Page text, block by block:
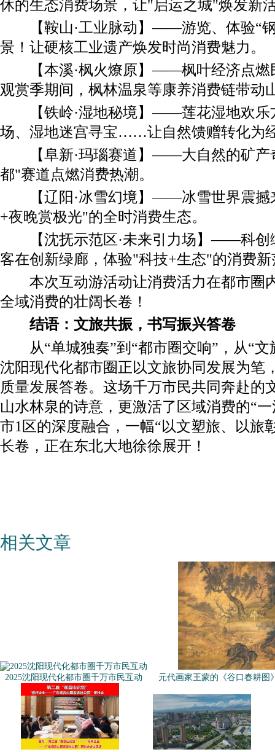
休的生态消费场景，让"启运之城"焕发新
【鞍山·工业脉动】——游览、体验“钢
景！让硬核工业遗产焕发时尚消费魅力。
【本溪·枫火燎原】——枫叶经济点燃
观赏季期间，枫林温泉等康养消费链带动
【铁岭·湿地秘境】——莲花湿地欢乐
场、湿地迷宫寻宝……让自然馈赠转化为
【阜新·玛瑙赛道】——大自然的矿产
都"赛道点燃消费热潮。
【辽阳·冰雪幻境】——冰雪世界震撼
+夜晚赏极光"的全时消费生态。
【沈抚示范区·未来引力场】——科创
客在创新绿廊，体验"科技+生态"的消费新
本次互动游活动让消费活力在都市圈
全域消费的壮阔长卷！
结语：文旅共振，书写振兴答卷
从“单城独奏”到“都市圈交响”，从“文
沈阳现代化都市圈正以文旅协同发展为笔
质量发展答卷。这场千万市民共同奔赴的
山水林泉的诗意，更激活了区域消费的“
市1区的深度融合，一幅“以文塑旅、以旅
长卷，正在东北大地徐徐展开！
相关文章
2025沈阳现代化都市圈千万市民互动 元代画家王蒙的《谷口春耕图